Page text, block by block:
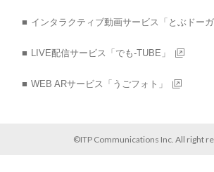
インタラクティブ動画サービス「とぶドーガ
LIVE配信サービス「でも-TUBE」
WEB ARサービス「うごフォト」
©ITP Communications Inc. All right